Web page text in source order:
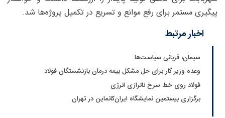
پیگیری مستمر برای رفع موانع و تسریع در تکمیل پروژه‌ها شد.
اخبار مرتبط
سیمان، قربانی سیاست‌ها
وعده وزیر کار برای حل مشکل بیمه درمان بازنشستگان فولاد
فولاد روی خط سرخ ناترازی انرژی
برگزاری بیستمین نمایشگاه ایران‌کانماین در تهران